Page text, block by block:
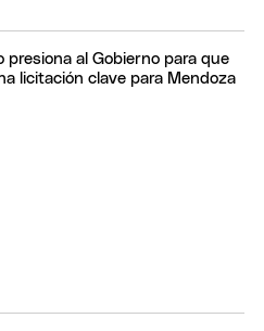
presiona al Gobierno para que
licitación clave para Mendoza